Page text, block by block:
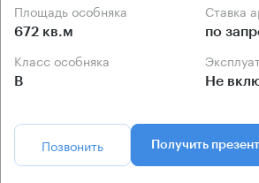
Площадь особняка
672 кв.м
Ставка
по
Класс особняка
B Не
Позвонить Получить